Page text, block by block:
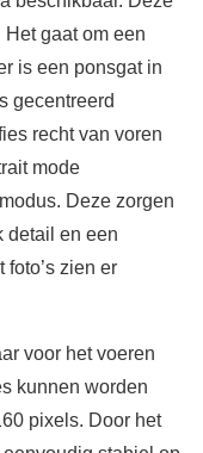
gaat om een
is een ponsgat in
gecentreerd
recht van voren
mode
Deze zorgen
detail en een
zien er
voor het voeren
kunnen worden
pixels. Door het